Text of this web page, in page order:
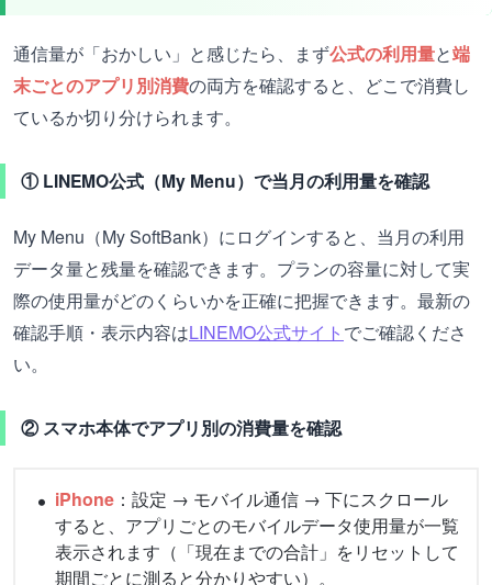
通信量が「おかしい」と感じたら、まず公式の利用量と端
末ごとのアプリ別消費の両方を確認すると、どこで消費し
ているか切り分けられます。
① LINEMO公式（My Menu）で当月の利用量を確認
My Menu（My SoftBank）にログインすると、当月の利用
データ量と残量を確認できます。プランの容量に対して実
際の使用量がどのくらいかを正確に把握できます。最新の
確認手順・表示内容はLINEMO公式サイト でご確認くださ
い。
② スマホ本体でアプリ別の消費量を確認
iPhone ：設定 → モバイル通信 → 下にスクロール
すると、アプリごとのモバイルデータ使用量が一覧
表示されます（「現在までの合計」をリセットして
期間ごとに測ると分かりやすい）。